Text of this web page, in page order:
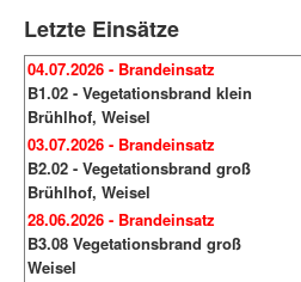
Letzte Einsätze
04.07.2026 - Brandeinsatz
B1.02 - Vegetationsbrand klein
Brühlhof, Weisel
03.07.2026 - Brandeinsatz
B2.02 - Vegetationsbrand groß
Brühlhof, Weisel
28.06.2026 - Brandeinsatz
B3.08 Vegetationsbrand groß
Weisel